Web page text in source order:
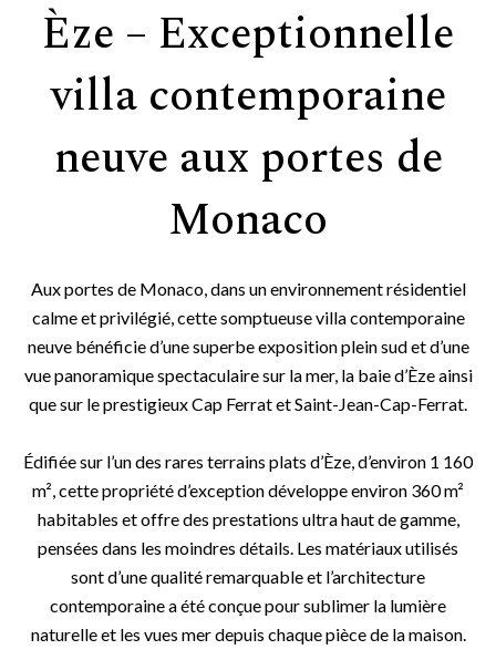
Èze – Exceptionnelle
villa contemporaine
neuve aux portes de
Monaco
Aux portes de Monaco, dans un environnement résidentiel
calme et privilégié, cette somptueuse villa contemporaine
neuve bénéficie d’une superbe exposition plein sud et d’une
vue panoramique spectaculaire sur la mer, la baie d’Èze ainsi
que sur le prestigieux Cap Ferrat et Saint-Jean-Cap-Ferrat.
Édifiée sur l’un des rares terrains plats d’Èze, d’environ 1 160
m², cette propriété d’exception développe environ 360 m²
habitables et offre des prestations ultra haut de gamme,
pensées dans les moindres détails. Les matériaux utilisés
sont d’une qualité remarquable et l’architecture
contemporaine a été conçue pour sublimer la lumière
naturelle et les vues mer depuis chaque pièce de la maison.